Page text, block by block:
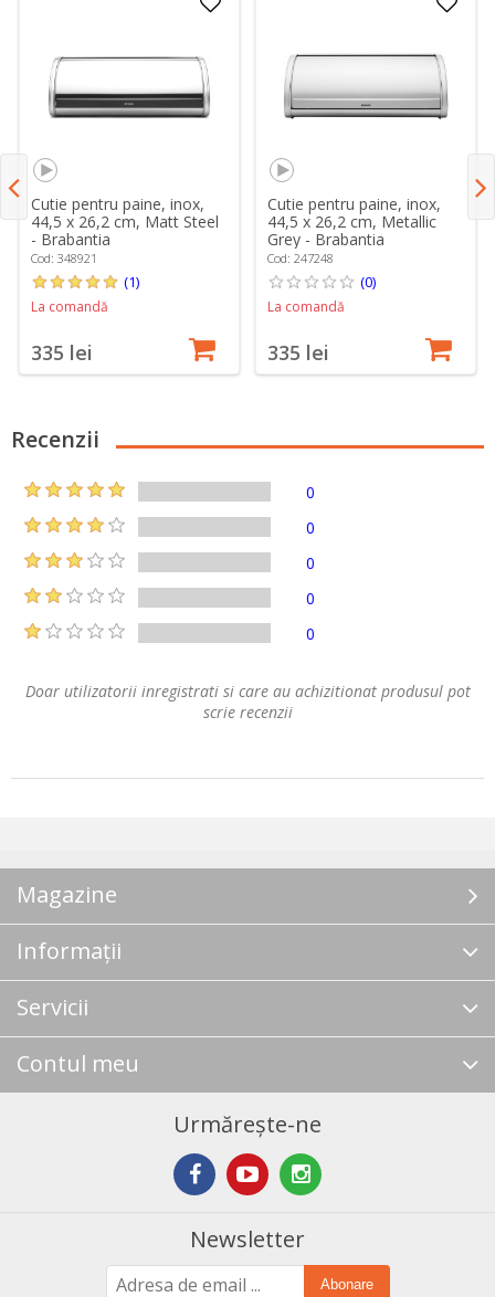
Cutie pentru paine, inox,
44,5 x 26,2 cm, Matt Steel
- Brabantia
Cod: 348921
(1)
La comandă
335 lei
Cutie pentru paine, inox,
44,5 x 26,2 cm, Metallic
Grey - Brabantia
Cod: 247248
(0)
La comandă
335 lei
Recenzii
0
0
0
0
0
Doar utilizatorii inregistrati si care au achizitionat produsul pot
scrie recenzii
Magazine
Informații
Servicii
Contul meu
Urmărește-ne
Newsletter
Abonare